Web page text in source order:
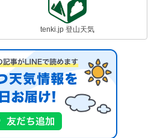
tenki.jp 登山天気